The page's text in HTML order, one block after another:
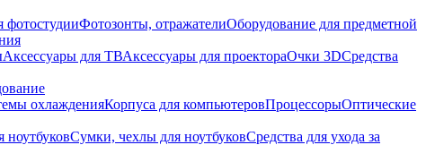
Фотозонты, отражателиОборудование для предметной
Аксессуары для ТВАксессуары для проектораОчки 3DСредства
охлажденияКорпуса для компьютеровПроцессорыОптические
ноутбуковСумки, чехлы для ноутбуковСредства для ухода за